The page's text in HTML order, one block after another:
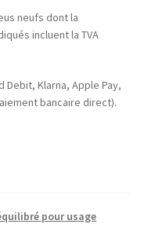
neufs dont la
incluent la TVA
Debit, Klarna, Apple Pay,
bancaire direct).
pour usage